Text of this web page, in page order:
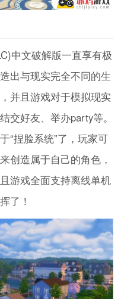
中文破解版一直享有极
出与现实完全不同的生
并且游戏对于模拟现实
交好友、举办party等。
“捏脸系统”了，玩家可
创造属于自己的角色，
游戏全面支持离线单机
了！